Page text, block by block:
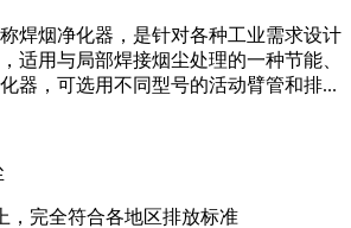
焊烟净化器，是针对各种工业需求设计
适用与局部焊接烟尘处理的一种节能、
器，可选用不同型号的活动臂管和排...
，完全符合各地区排放标准